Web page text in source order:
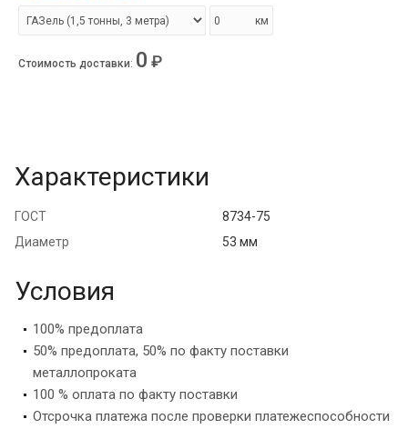
км
Стоимость доставки: 0 ₽
Характеристики
ГОСТ
8734-75
Диаметр
53 мм
Условия
100% предоплата
50% предоплата, 50% по факту поставки
металлопроката
100 % оплата по факту поставки
Отсрочка платежа после проверки платежеспособности